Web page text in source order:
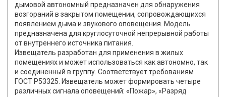
дымовой автономный предназначен для обнаружения
возгораний в закрытом помещении, сопровождающихся
появлением дыма и звукового оповещения. Модель
предназначена для круглосуточной непрерывной работы
от внутреннего источника питания.
Извещатель разработан для применения в жилых
помещениях и может использоваться как автономно, так
и соединенный в группу. Соответствует требованиям
ГОСТ Р53325. Извещатель может формировать четыре
различных сигнала оповещений: «Пожар», «Разряд